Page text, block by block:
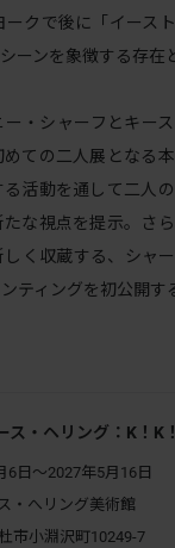
クで後に「イース
ーンを象徴する存在
・シャーフとキー
ての二人展となる
活動を通して二人
な視点を提示。さ
く収蔵する、シャ
ティングを初公開す
ス・ヘリング：K！K！
6日～2027年5月16日
・へリング美術館
市小淵沢町10249-7